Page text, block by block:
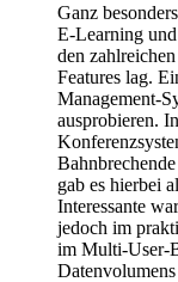
Ganz
E-Learning
den
Features lag.
Management-
ausprobieren.
gab es hierbei
Interessante
jedoch im
im Multi-User-